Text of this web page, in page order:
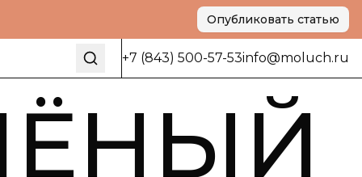
Опубликовать статью
+7 (843) 500-57-53info@moluch.ru